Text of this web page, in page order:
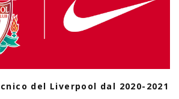
del Liverpool dal 2020-2021